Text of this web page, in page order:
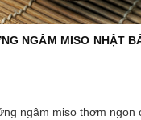
NGÂM MISO NHẬT
ngâm miso thơm